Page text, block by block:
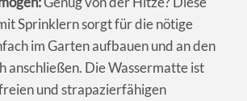
Sprinklern sorgt für die nötige
im Garten aufbauen und an den
anschließen. Die Wassermatte ist
und strapazierfähigen